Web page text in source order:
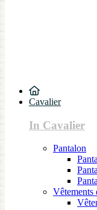
Cavalier
In Cavalier
Pantalon
Vêtements